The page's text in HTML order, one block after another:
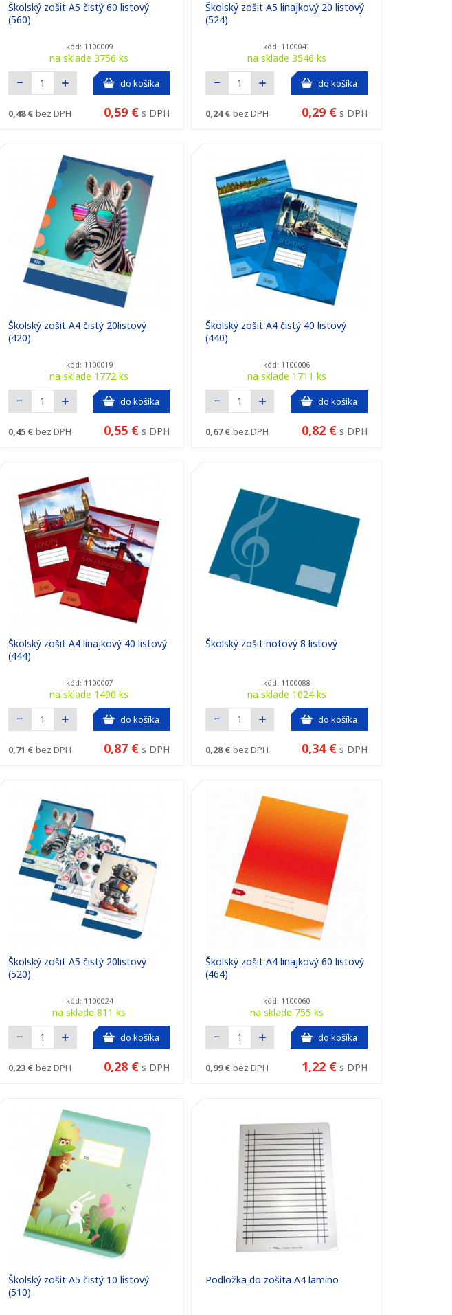
Školský zošit A5 čistý 60 listový
(560)
kód: 1100009
na sklade 3756 ks
do košíka
0,48 € bez DPH 0,59 € s DPH
Školský zošit A5 linajkový 20 listový
(524)
kód: 1100041
na sklade 3546 ks
do košíka
0,24 € bez DPH 0,29 € s DPH
Školský zošit A4 čistý 20listový
(420)
kód: 1100019
na sklade 1772 ks
do košíka
0,45 € bez DPH 0,55 € s DPH
Školský zošit A4 čistý 40 listový
(440)
kód: 1100006
na sklade 1711 ks
do košíka
0,67 € bez DPH 0,82 € s DPH
Školský zošit A4 linajkový 40 listový
(444)
kód: 1100007
na sklade 1490 ks
do košíka
0,71 € bez DPH 0,87 € s DPH
Školský zošit notový 8 listový
kód: 1100088
na sklade 1024 ks
do košíka
0,28 € bez DPH 0,34 € s DPH
Školský zošit A5 čistý 20listový
(520)
kód: 1100024
na sklade 811 ks
do košíka
0,23 € bez DPH 0,28 € s DPH
Školský zošit A4 linajkový 60 listový
(464)
kód: 1100060
na sklade 755 ks
do košíka
0,99 € bez DPH 1,22 € s DPH
Školský zošit A5 čistý 10 listový
(510)
Podložka do zošita A4 lamino